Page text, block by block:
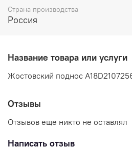
Страна производства
Россия
Название товара или услуги
Жостовский поднос
Отзывы
Отзывов еще никто не оставлял
Написать отзыв